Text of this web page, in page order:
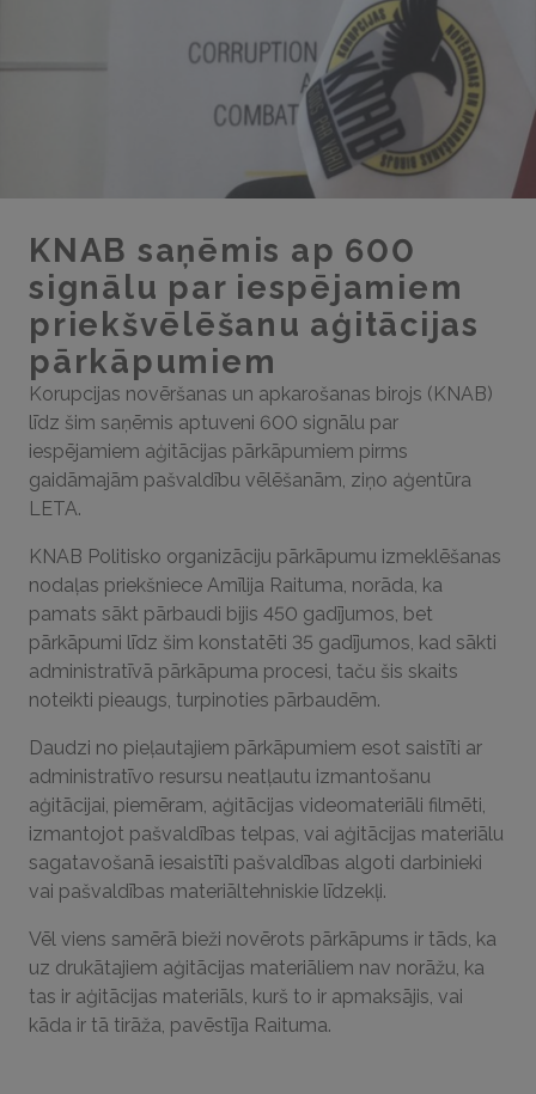
KNAB saņēmis ap 600
signālu par iespējamiem
priekšvēlēšanu aģitācijas
pārkāpumiem
Korupcijas novēršanas un apkarošanas birojs (KNAB)
līdz šim saņēmis aptuveni 600 signālu par
iespējamiem aģitācijas pārkāpumiem pirms
gaidāmajām pašvaldību vēlēšanām, ziņo aģentūra
LETA.
KNAB Politisko organizāciju pārkāpumu izmeklēšanas
nodaļas priekšniece Amīlija Raituma, norāda, ka
pamats sākt pārbaudi bijis 450 gadījumos, bet
pārkāpumi līdz šim konstatēti 35 gadījumos, kad sākti
administratīvā pārkāpuma procesi, taču šis skaits
noteikti pieaugs, turpinoties pārbaudēm.
Daudzi no pieļautajiem pārkāpumiem esot saistīti ar
administratīvo resursu neatļautu izmantošanu
aģitācijai, piemēram, aģitācijas videomateriāli filmēti,
izmantojot pašvaldības telpas, vai aģitācijas materiālu
sagatavošanā iesaistīti pašvaldības algoti darbinieki
vai pašvaldības materiāltehniskie līdzekļi.
Vēl viens samērā bieži novērots pārkāpums ir tāds, ka
uz drukātajiem aģitācijas materiāliem nav norāžu, ka
tas ir aģitācijas materiāls, kurš to ir apmaksājis, vai
kāda ir tā tirāža, pavēstīja Raituma.